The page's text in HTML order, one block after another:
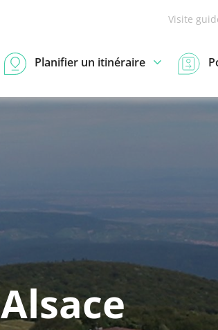
Visite
Planifier un itinéraire
Alsace